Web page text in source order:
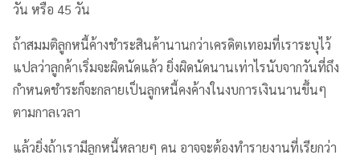
วัน หรือ 45 วัน
ถ้าสมมติลูกหนี้ค้างชำระสินค้านานกว่าเครดิตเทอมที่เราระบุไว้
แปลว่าลูกค้าเริ่มจะผิดนัดแล้ว ยิ่งผิดนัดนานเท่าไรนับจากวันที่ถึง
กำหนดชำระก็จะกลายเป็นลูกหนี้คงค้างในงบการเงินนานขึ้นๆ
ตามกาลเวลา
แล้วยิ่งถ้าเรามีลูกหนี้หลายๆ คน อาจจะต้องทำรายงานที่เรียกว่า